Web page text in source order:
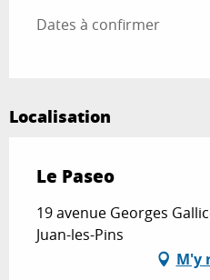
Dates à confirmer
Localisation
Le Paseo
19 avenue Georges
Juan-les-Pins
M'y